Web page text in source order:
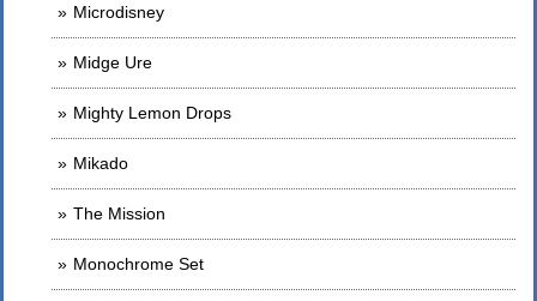
Microdisney
Midge Ure
Mighty Lemon Drops
Mikado
The Mission
Monochrome Set